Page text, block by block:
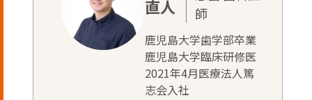
直人
師
鹿児島大学歯学部卒業
鹿児島大学臨床研修医
2021年4月医療法人篤
志会入社